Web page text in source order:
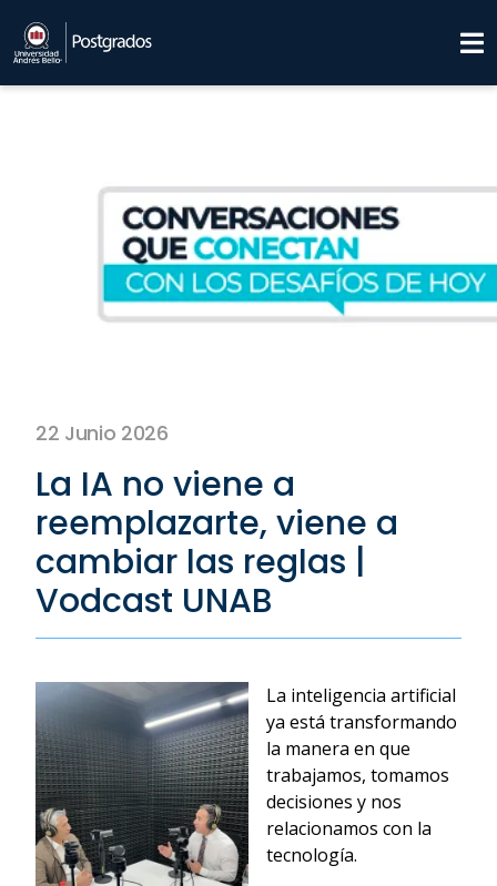
22 Junio 2026
La IA no viene a
reemplazarte, viene a
cambiar las reglas |
Vodcast UNAB
La inteligencia artificial
ya está transformando
la manera en que
trabajamos, tomamos
decisiones y nos
relacionamos con la
tecnología.